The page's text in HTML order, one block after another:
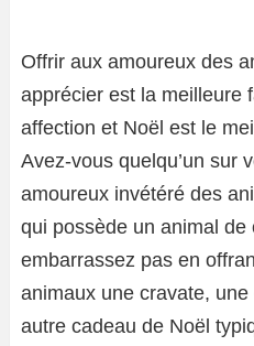
Offrir aux amoureux des
apprécier est la meilleure
affection et Noël est le
Avez-vous quelqu’un sur
amoureux invétéré des
qui possède un animal
embarrassez pas en
animaux une cravate,
autre cadeau de Noël